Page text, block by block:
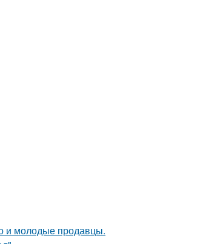
и молодые продавцы.